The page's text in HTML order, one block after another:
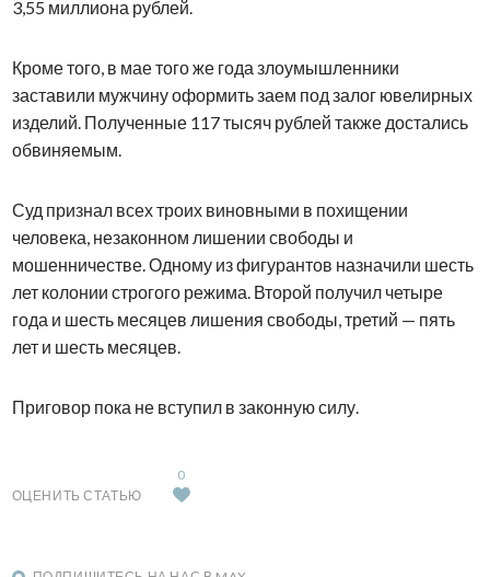
3,55 миллиона рублей.
Кроме того, в мае того же года злоумышленники
заставили мужчину оформить заем под залог ювелирных
изделий. Полученные 117 тысяч рублей также достались
обвиняемым.
Суд признал всех троих виновными в похищении
человека, незаконном лишении свободы и
мошенничестве. Одному из фигурантов назначили шесть
лет колонии строгого режима. Второй получил четыре
года и шесть месяцев лишения свободы, третий — пять
лет и шесть месяцев.
Приговор пока не вступил в законную силу.
ОЦЕНИТЬ СТАТЬЮ
0